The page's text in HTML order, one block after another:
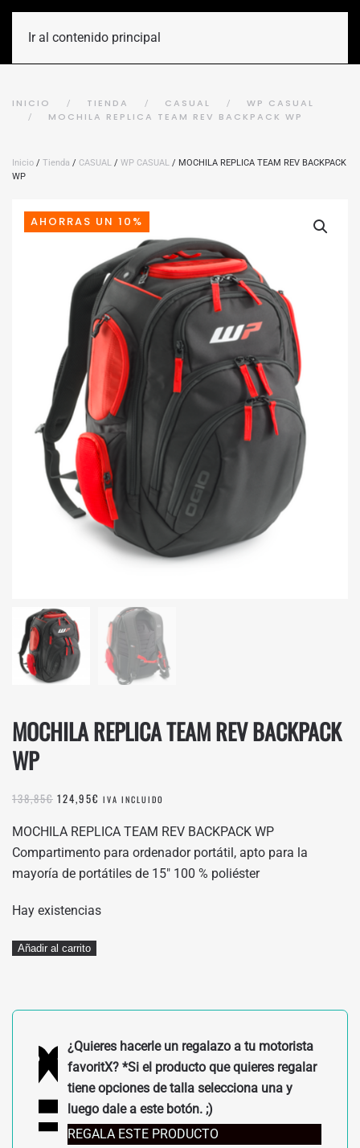
Ir al contenido principal
INICIO TIENDA CASUAL
WP CASUAL
MOCHILA REPLICA TEAM REV BACKPACK WP
Inicio / Tienda / CASUAL / WP CASUAL / MOCHILA REPLICA TEAM REV BACKPACK
WP
AHORRAS UN 10%
MOCHILA REPLICA TEAM REV BACKPACK
WP
138,85€ EL
ORIGINAL
ERA:
138,85€.
124,95€ EL
ACTUAL
ES:
124,95€.
IVA INCLUIDO
MOCHILA REPLICA TEAM REV BACKPACK WP
Compartimento para ordenador portátil, apto para la
mayoría de portátiles de 15″ 100 % poliéster
Hay existencias
MOCHILA
REV
cantidad
Añadir al carrito
¿Quieres hacerle un regalazo a tu motorista
favoritX? *Si el producto que quieres regalar
tiene opciones de talla selecciona una y
luego dale a este botón. ;)
REGALA ESTE PRODUCTO